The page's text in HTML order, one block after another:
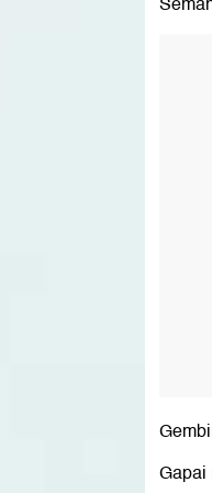
Gapai